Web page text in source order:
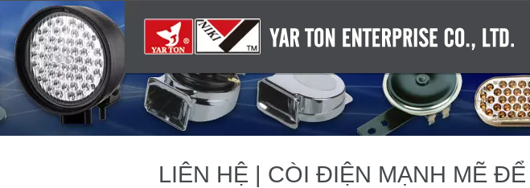
LIÊN HỆ | CÒI ĐIỆN MẠNH MẼ